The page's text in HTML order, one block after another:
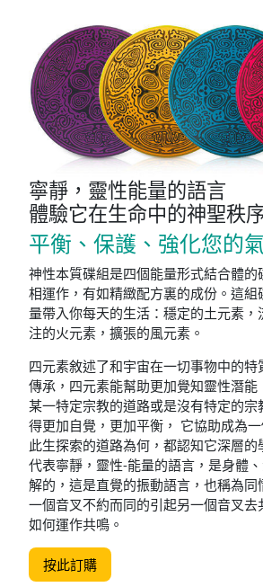
寧靜，靈性能量的語言
體驗它在生命中的神聖秩
平衡、保護、強化您的
神性本質碟組是四個能量形式結合體的
相運作，有如精緻配方裏的成份。這組
量帶入你每天的生活：穩定的土元素，
注的火元素，擴張的風元素。
四元素敘述了和宇宙在一切事物中的特
傳承，四元素能幫助更加覺知靈性潛能
某一特定宗教的道路或是沒有特定的宗
得更加自覺，更加平衡， 它協助成為
此生探索的道路為何，都認知它深層
代表寧靜，靈性-能量的語言，是身體
解的，這是直覺的振動語言，也稱為同
一個音叉不約而同的引起另一個音叉
如何運作共鳴。
按此訂購